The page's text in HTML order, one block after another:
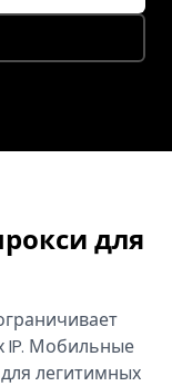
для
IP. Мобильные
легитимных